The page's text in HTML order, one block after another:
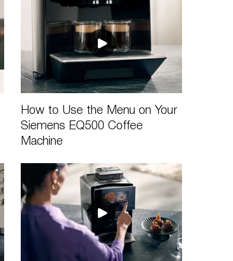
How to Use the Menu on Your
Siemens EQ500 Coffee
Machine